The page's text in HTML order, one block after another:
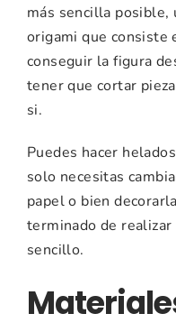
más sencilla posible,
origami que consiste
conseguir la figura
tener que cortar
si.
Puedes hacer
solo necesitas
papel o bien
terminado de
sencillo.